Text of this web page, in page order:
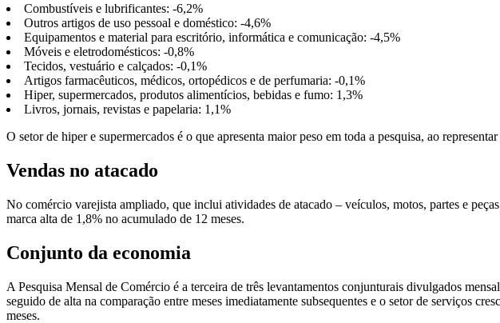
Combustíveis e lubrificantes: -6,2%
Outros artigos de uso pessoal e doméstico: -4,6%
Equipamentos e material para escritório, informática e comunicação: -4,5%
Móveis e eletrodomésticos: -0,8%
Tecidos, vestuário e calçados: -0,1%
Artigos farmacêuticos, médicos, ortopédicos e de perfumaria: -0,1%
Hiper, supermercados, produtos alimentícios, bebidas e fumo: 1,3%
Livros, jornais, revistas e papelaria: 1,1%
O setor de hiper e supermercados é o que apresenta maior peso em toda a pesquisa, ao
Vendas no atacado
No comércio varejista ampliado, que inclui atividades de atacado – veículos, motos, partes e
marca alta de 1,8% no acumulado de 12 meses.
Conjunto da economia
A Pesquisa Mensal de Comércio é a terceira de três levantamentos conjunturais divulgados
seguido de alta na comparação entre meses imediatamente subsequentes e o setor de serviços
meses.